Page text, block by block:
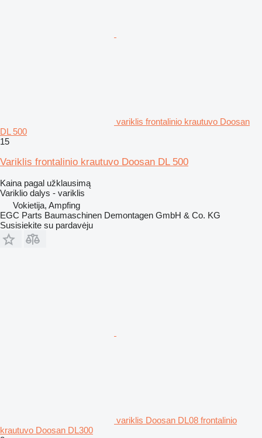
variklis frontalinio krautuvo Doosan
DL 500
15
Variklis frontalinio krautuvo Doosan DL 500
Kaina pagal užklausimą
Variklio dalys - variklis
Vokietija, Ampfing
EGC Parts Baumaschinen Demontagen GmbH & Co. KG
Susisiekite su pardavėju
variklis Doosan DL08 frontalinio
krautuvo Doosan DL300